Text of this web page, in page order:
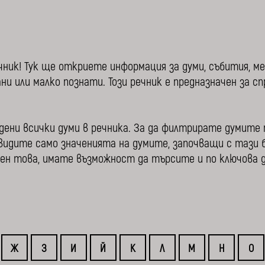
Тук ще откриете информация за думи, събития,
или малко познати. Този речник е предназначен за
всички думи в речника. За да филтрирате думите
само значенията на думите, започващи с тази
това, имате възможност да търсите и по ключова
Ж З И Й К Л М Н О